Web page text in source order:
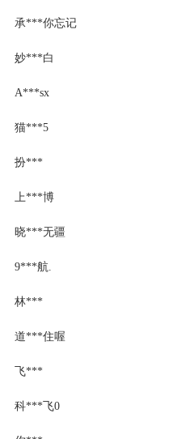
承***你忘记
妙***白
A***sx
猫***5
扮***
上***博
晓***无疆
9***航.
林***
道***住喔
飞***
科***飞0